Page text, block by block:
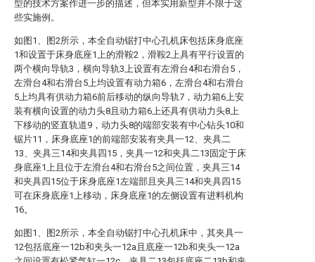
型的技术方案作进一步的描述，但本实用新型并不限于这
些实施例。
如图1、图2所示，本全自动锯打中心孔机床包括床身底座
1和设置于床身底座1上的滑鞍2，滑鞍2上具有平行设置的
两个横向导轨3，横向导轨3上设置有左滑台4和右滑台5，
左滑台4和右滑台5上均设置有动力箱6，左滑台4和右滑台
5上均具有供动力箱6前后移动的纵向导轨7，动力箱6上安
装有横向设置的动力头8且动力箱6上还具有供动力头8上
下移动的竖直轨道9，动力头8的端部安装有中心钻头10和
锯片11，床身底座1的前端部安装有夹具一12、夹具二
13、夹具三14和夹具四15，夹具一12和夹具二13固定于床
身底座1上且位于左滑台4和右滑台5之间位置，夹具三14
和夹具四15位于床身底座1左端部且夹具三14和夹具四15
可在床身底座1上移动，床身底座1的左侧设置有进料机构
16。
如图1、图2所示，本全自动锯打中心孔机床中，其夹具一
12包括底座一12b和夹头一12a且底座一12b和夹头一12a